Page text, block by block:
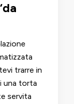
trarre in
una torta
servita